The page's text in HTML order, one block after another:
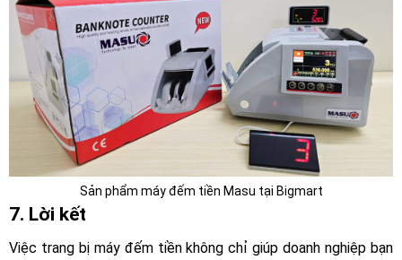
Sản phẩm máy đếm tiền Masu tại Bigmart
7. Lời kết
Việc trang bị máy đếm tiền không chỉ giúp doanh nghiệp bạn